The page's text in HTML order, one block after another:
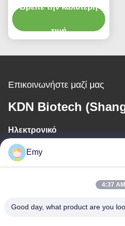
για το σφαγείο τροφίμων
απόβλητου ύδατος
Βρείτε την καλύτερη
τιμή
Επικοινωνήστε μαζί μας
KDN Biotech
Ηλεκτρονικό
panxy@vlandgroup.com
Η διεύθυνσή μας
Emy
4:37 AM
Good day, what product are you